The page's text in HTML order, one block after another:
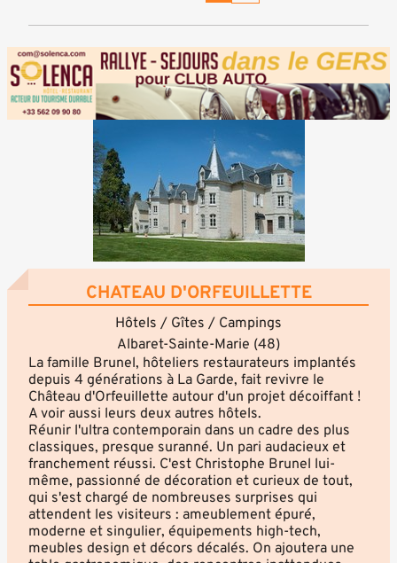
CHATEAU D'ORFEUILLETTE
Hôtels / Gîtes / Campings
Albaret-Sainte-Marie (48)
La famille Brunel, hôteliers restaurateurs implantés
depuis 4 générations à La Garde, fait revivre le
Château d'Orfeuillette autour d'un projet décoiffant !
A voir aussi leurs deux autres hôtels.
Réunir l'ultra contemporain dans un cadre des plus
classiques, presque suranné. Un pari audacieux et
franchement réussi. C'est Christophe Brunel lui-
même, passionné de décoration et curieux de tout,
qui s'est chargé de nombreuses surprises qui
attendent les visiteurs : ameublement épuré,
moderne et singulier, équipements high-tech,
meubles design et décors décalés. On ajoutera une